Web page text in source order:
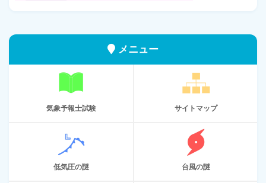
メニュー
気象予報士試験 サイトマップ
低気圧の謎 台風の謎